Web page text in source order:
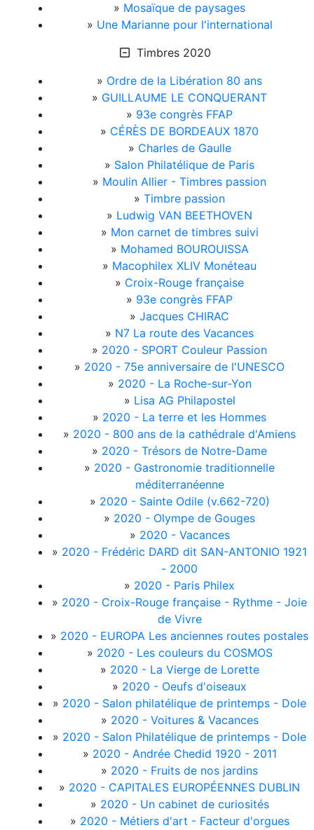
» Mosaïque de paysages
» Une Marianne pour l'international
Timbres 2020
» Ordre de la Libération 80 ans
» GUILLAUME LE CONQUERANT
» 93e congrès FFAP
» CÉRÈS DE BORDEAUX 1870
» Charles de Gaulle
» Salon Philatélique de Paris
» Moulin Allier - Timbres passion
» Timbre passion
» Ludwig VAN BEETHOVEN
» Mon carnet de timbres suivi
» Mohamed BOUROUISSA
» Macophilex XLIV Monéteau
» Croix-Rouge française
» 93e congrès FFAP
» Jacques CHIRAC
» N7 La route des Vacances
» 2020 - SPORT Couleur Passion
» 2020 - 75e anniversaire de l'UNESCO
» 2020 - La Roche-sur-Yon
» Lisa AG Philapostel
» 2020 - La terre et les Hommes
» 2020 - 800 ans de la cathédrale d'Amiens
» 2020 - Trésors de Notre-Dame
» 2020 - Gastronomie traditionnelle
méditerranéenne
» 2020 - Sainte Odile (v.662-720)
» 2020 - Olympe de Gouges
» 2020 - Vacances
» 2020 - Frédéric DARD dit SAN-ANTONIO 1921
- 2000
» 2020 - Paris Philex
» 2020 - Croix-Rouge française - Rythme - Joie
de Vivre
» 2020 - EUROPA Les anciennes routes postales
» 2020 - Les couleurs du COSMOS
» 2020 - La Vierge de Lorette
» 2020 - Oeufs d'oiseaux
» 2020 - Salon philatélique de printemps - Dole
» 2020 - Voitures & Vacances
» 2020 - Salon Philatélique de printemps - Dole
» 2020 - Andrée Chedid 1920 - 2011
» 2020 - Fruits de nos jardins
» 2020 - CAPITALES EUROPÉENNES DUBLIN
» 2020 - Un cabinet de curiosités
» 2020 - Métiers d'art - Facteur d'orgues